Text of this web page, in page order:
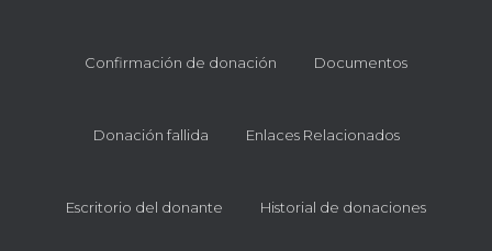
Confirmación de donación Documentos
Donación fallida Enlaces Relacionados
Escritorio del donante Historial de donaciones